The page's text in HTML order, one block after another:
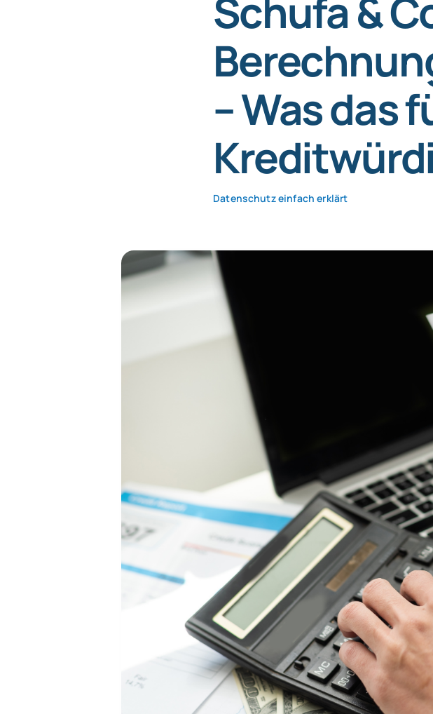
Schufa &
– Was das
Datenschutz einfach erklärt